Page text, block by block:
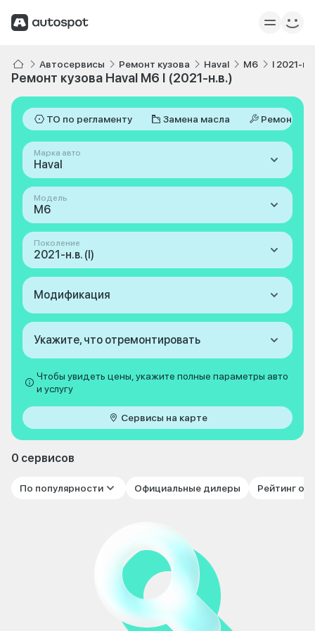
Автосервисы Ремонт кузова Haval M6 I 2021-
Ремонт кузова Haval M6 I (2021-н.в.)
ТО по регламенту Замена масла Ремонт
Марка авто
Haval
Модель
M6
Поколение
2021-н.в. (I)
Модификация
Укажите, что отремонтировать
Чтобы увидеть цены, укажите полные параметры авто
и услугу
Сервисы на карте
0 сервисов
По популярности Официальные дилеры Рейтинг